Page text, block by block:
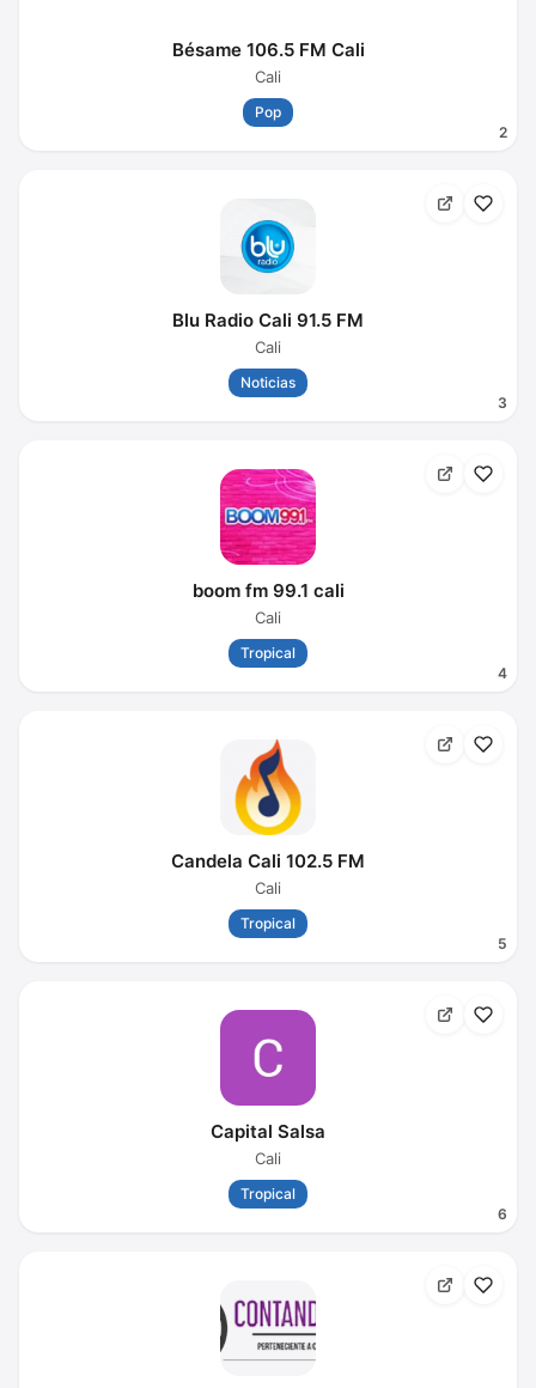
2
Bésame 106.5 FM Cali
Cali
Pop
3
Blu Radio Cali 91.5 FM
Cali
Noticias
4
boom fm 99.1 cali
Cali
Tropical
5
Candela Cali 102.5 FM
Cali
Tropical
6
Capital Salsa
Cali
Tropical